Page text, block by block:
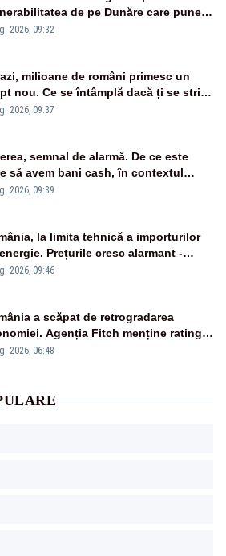
de pe Dunăre care pune
Centrala Cernavodă era
2026, 09:32
milioane de români primesc un
nou. Ce se întâmplă dacă ți se strică
2026, 09:37
semnal de alarmă. De ce este
să avem bani cash, în contextul
energetice?
2026, 09:39
la limita tehnică a importurilor
Prețurile cresc alarmant -
Realitatea Plus
2026, 09:46
a scăpat de retrogradarea
Agenția Fitch menține ratingul
” cu perspectivă negativă
2026, 06:48